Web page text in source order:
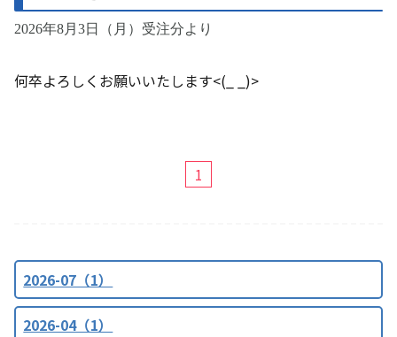
2026年8月3日（月）受注分より
何卒よろしくお願いいたします<(_ _)>
1
2026-07（1）
2026-04（1）